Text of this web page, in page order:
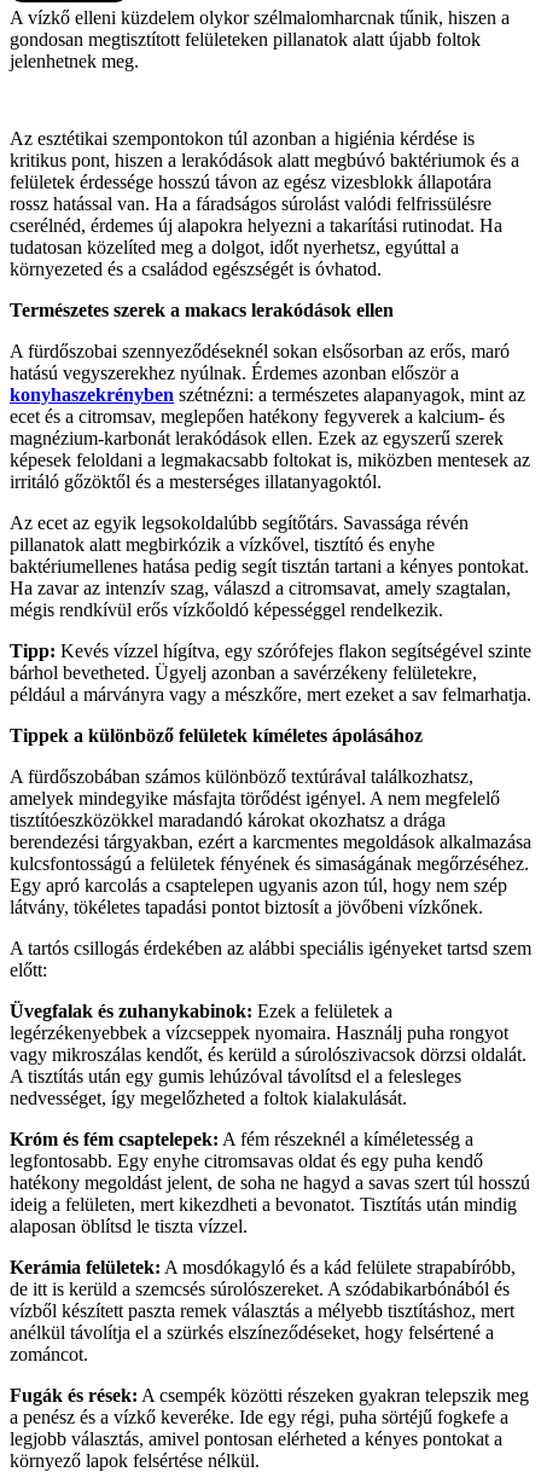
A vízkő elleni küzdelem olykor szélmalomharcnak tűnik, hiszen a
gondosan megtisztított felületeken pillanatok alatt újabb foltok
jelenhetnek meg.
Az esztétikai szempontokon túl azonban a higiénia kérdése is
kritikus pont, hiszen a lerakódások alatt megbúvó baktériumok és a
felületek érdessége hosszú távon az egész vizesblokk állapotára
rossz hatással van. Ha a fáradságos súrolást valódi felfrissülésre
cserélnéd, érdemes új alapokra helyezni a takarítási rutinodat. Ha
tudatosan közelíted meg a dolgot, időt nyerhetsz, egyúttal a
környezeted és a családod egészségét is óvhatod.
Természetes szerek a makacs lerakódások ellen
A fürdőszobai szennyeződéseknél sokan elsősorban az erős, maró
hatású vegyszerekhez nyúlnak. Érdemes azonban először a
konyhaszekrényben szétnézni: a természetes alapanyagok, mint az
ecet és a citromsav, meglepően hatékony fegyverek a kalcium- és
magnézium-karbonát lerakódások ellen. Ezek az egyszerű szerek
képesek feloldani a legmakacsabb foltokat is, miközben mentesek az
irritáló gőzöktől és a mesterséges illatanyagoktól.
Az ecet az egyik legsokoldalúbb segítőtárs. Savassága révén
pillanatok alatt megbirkózik a vízkővel, tisztító és enyhe
baktériumellenes hatása pedig segít tisztán tartani a kényes pontokat.
Ha zavar az intenzív szag, válaszd a citromsavat, amely szagtalan,
mégis rendkívül erős vízkőoldó képességgel rendelkezik.
Tipp: Kevés vízzel hígítva, egy szórófejes flakon segítségével szinte
bárhol bevetheted. Ügyelj azonban a savérzékeny felületekre,
például a márványra vagy a mészkőre, mert ezeket a sav felmarhatja.
Tippek a különböző felületek kíméletes ápolásához
A fürdőszobában számos különböző textúrával találkozhatsz,
amelyek mindegyike másfajta törődést igényel. A nem megfelelő
tisztítóeszközökkel maradandó károkat okozhatsz a drága
berendezési tárgyakban, ezért a karcmentes megoldások alkalmazása
kulcsfontosságú a felületek fényének és simaságának megőrzéséhez.
Egy apró karcolás a csaptelepen ugyanis azon túl, hogy nem szép
látvány, tökéletes tapadási pontot biztosít a jövőbeni vízkőnek.
A tartós csillogás érdekében az alábbi speciális igényeket tartsd szem
előtt:
Üvegfalak és zuhanykabinok: Ezek a felületek a
legérzékenyebbek a vízcseppek nyomaira. Használj puha rongyot
vagy mikroszálas kendőt, és kerüld a súrolószivacsok dörzsi oldalát.
A tisztítás után egy gumis lehúzóval távolítsd el a felesleges
nedvességet, így megelőzheted a foltok kialakulását.
Króm és fém csaptelepek: A fém részeknél a kíméletesség a
legfontosabb. Egy enyhe citromsavas oldat és egy puha kendő
hatékony megoldást jelent, de soha ne hagyd a savas szert túl hosszú
ideig a felületen, mert kikezdheti a bevonatot. Tisztítás után mindig
alaposan öblítsd le tiszta vízzel.
Kerámia felületek: A mosdókagyló és a kád felülete strapabíróbb,
de itt is kerüld a szemcsés súrolószereket. A szódabikarbónából és
vízből készített paszta remek választás a mélyebb tisztításhoz, mert
anélkül távolítja el a szürkés elszíneződéseket, hogy felsértené a
zománcot.
Fugák és rések: A csempék közötti részeken gyakran telepszik meg
a penész és a vízkő keveréke. Ide egy régi, puha sörtéjű fogkefe a
legjobb választás, amivel pontosan elérheted a kényes pontokat a
környező lapok felsértése nélkül.